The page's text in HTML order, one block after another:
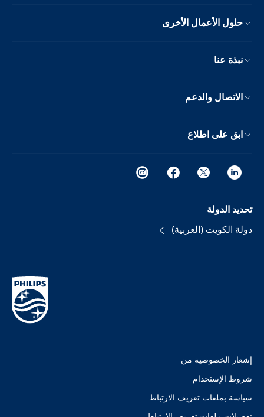
حلول الأعمال الأخرى
نبذة عنا
الاتصال والدعم
ابق على اطلاع
تحديد الدولة
دولة الكويت (العربية)
إشعار الخصوصية من
شروط الإستخدام
سياسة بملفات تعريف الارتباط